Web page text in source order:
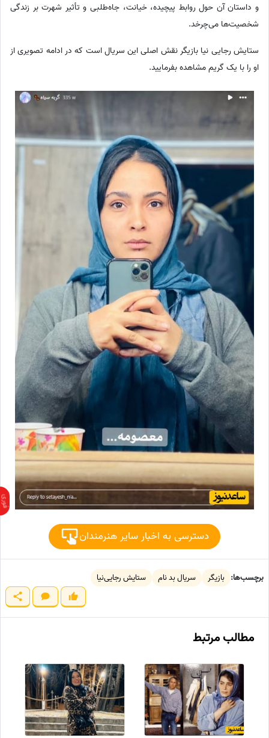
و داستان آن حول روابط پیچیده، خیانت، جاه‌طلبی و تأثیر شهرت بر زندگی
شخصیت‌ها می‌چرخد.
ستایش رجایی نیا بازیگر نقش اصلی این سریال است که در ادامه تصویری از
او را با یک گریم مشاهده بفرمایید.
دسترسی به اخبار سایر هنرمندان
برچسب‌ها: بازیگر سریال بد نام ستایش رجایی‌نیا
مطالب مرتبط